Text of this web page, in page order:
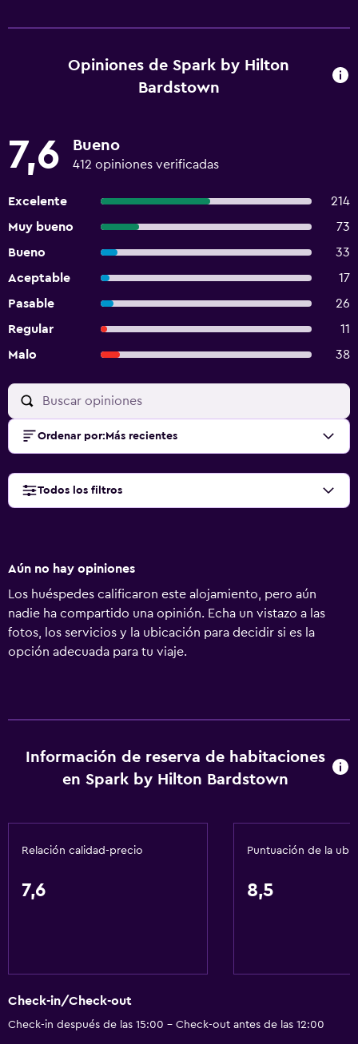
Opiniones de Spark by Hilton
Bardstown
7,6 Bueno
412 opiniones verificadas
Excelente
214
Muy bueno
73
Bueno
33
Aceptable
17
Pasable
26
Regular
11
Malo
38
Ordenar por: Más recientes
Todos los filtros
Aún no hay opiniones
Los huéspedes calificaron este alojamiento, pero aún
nadie ha compartido una opinión. Echa un vistazo a las
fotos, los servicios y la ubicación para decidir si es la
opción adecuada para tu viaje.
Información de reserva de habitaciones
en Spark by Hilton Bardstown
Relación calidad-precio
7,6
Puntuación de la
8,5
Check-in/Check-out
Check-in después de las 15:00 - Check-out antes de las 12:00